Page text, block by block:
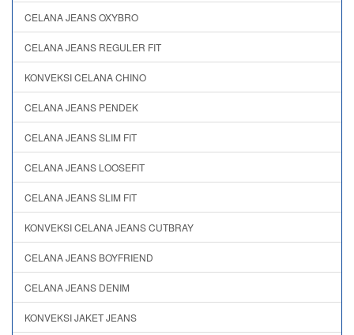
CELANA JEANS OXYBRO
CELANA JEANS REGULER FIT
KONVEKSI CELANA CHINO
CELANA JEANS PENDEK
CELANA JEANS SLIM FIT
CELANA JEANS LOOSEFIT
CELANA JEANS SLIM FIT
KONVEKSI CELANA JEANS CUTBRAY
CELANA JEANS BOYFRIEND
CELANA JEANS DENIM
KONVEKSI JAKET JEANS